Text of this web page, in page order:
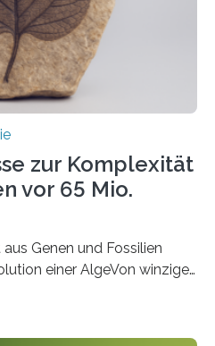
2025 in der
zur Komplexität
vor 65 Mio.
Genen und Fossilien
einer AlgeVon winzigen
komplexesten